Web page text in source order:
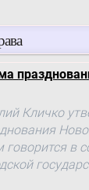
Кличко
говорится в